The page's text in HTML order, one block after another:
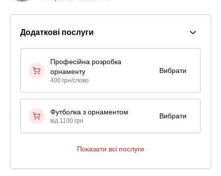
Додаткові послуги
Професійна розробка
орнаменту
400 грн/слово
Вибрати
Футболка з орнаментом
від 1100 грн
Вибрати
Показати всі послуги